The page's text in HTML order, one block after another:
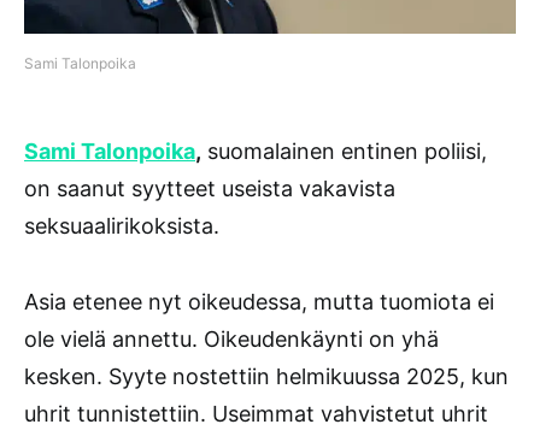
Sami Talonpoika
Sami Talonpoika, suomalainen entinen poliisi,
on saanut syytteet useista vakavista
seksuaalirikoksista.
Asia etenee nyt oikeudessa, mutta tuomiota ei
ole vielä annettu. Oikeudenkäynti on yhä
kesken. Syyte nostettiin helmikuussa 2025, kun
uhrit tunnistettiin. Useimmat vahvistetut uhrit